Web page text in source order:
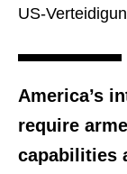
US-
America’s
require
capabilities